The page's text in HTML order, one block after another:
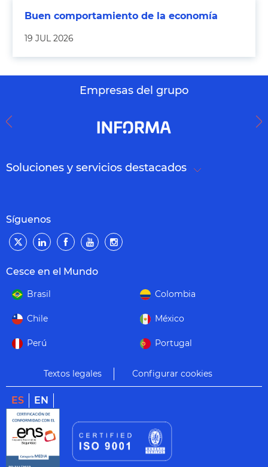
Buen comportamiento de la economía
19 JUL 2026
Empresas del grupo
Soluciones y servicios destacados
Síguenos
Cesce en el Mundo
Brasil Colombia
Chile México
Perú Portugal
Textos legales Configurar cookies
ES EN